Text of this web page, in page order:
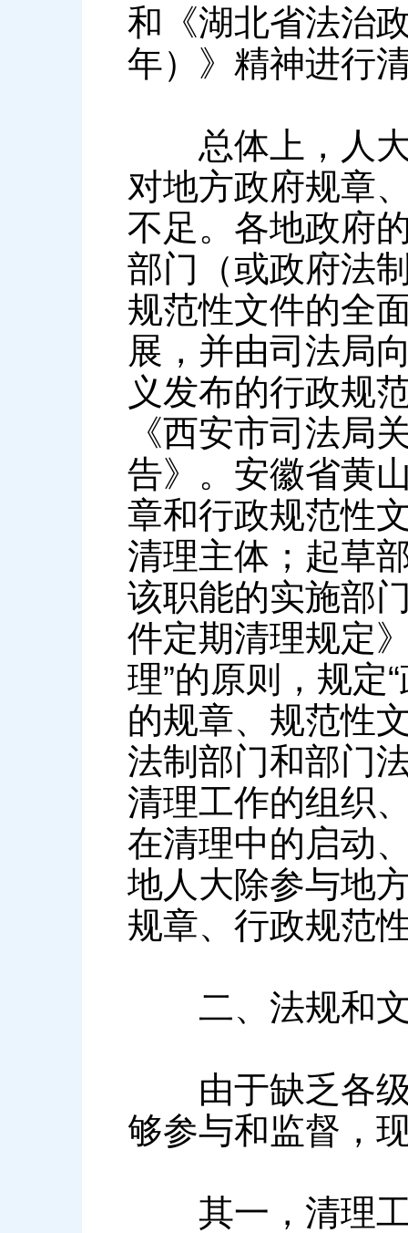
和《湖北省法治
年）》精神进行
总体上，人大
对地方政府规章
不足。各地政府
部门（或政府法
规范性文件的全
展，并由司法局
义发布的行政规
《西安市司法局
告》。安徽省黄
章和行政规范性
清理主体；起草
该职能的实施部
件定期清理规定
理”的原则，规定
的规章、规范性
法制部门和部门
清理工作的组织
在清理中的启动
地人大除参与地
规章、行政规范
二、法规和文
由于缺乏各级
够参与和监督，
其一，清理工